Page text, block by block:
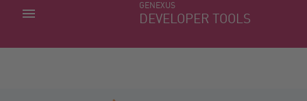
GENEXUS
DEVELOPER TOOLS
MIS APLICACIONES